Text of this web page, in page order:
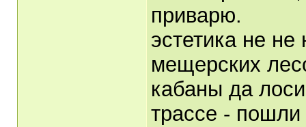
приварю.
эстетика не
мещерских
кабаны да
трассе -